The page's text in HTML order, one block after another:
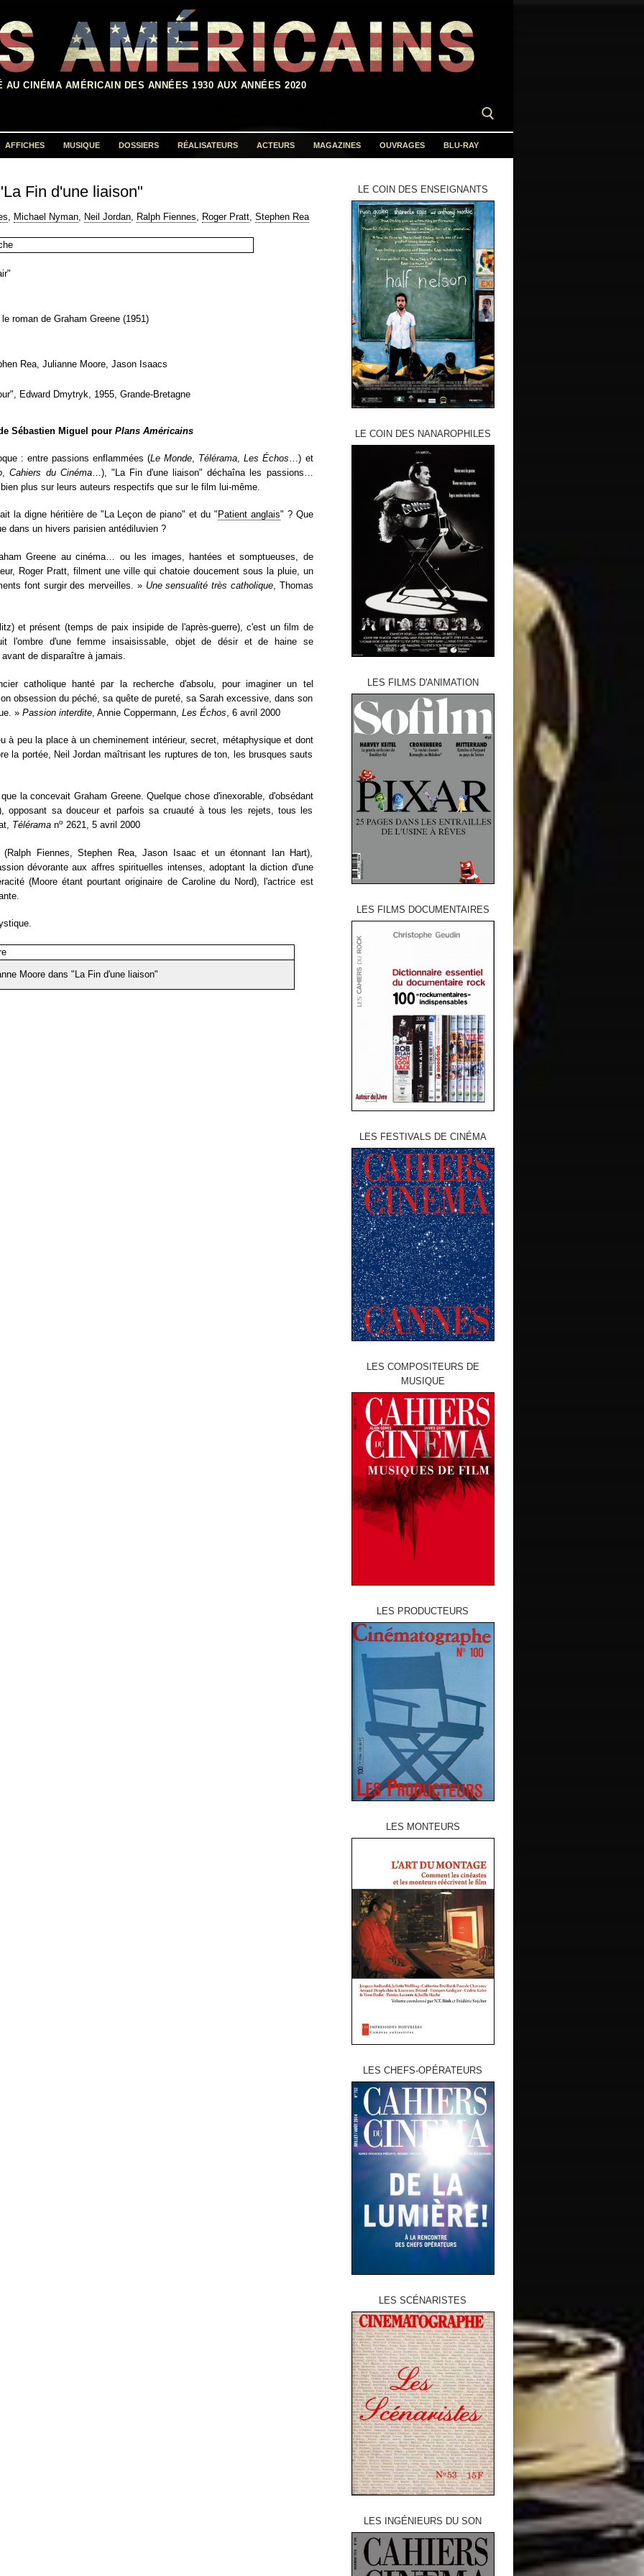
CINÉMA AMÉRICAIN DES ANNÉES 1930 AUX ANNÉES 2020
AFFICHES MUSIQUE DOSSIERS RÉALISATEURS ACTEURS MAGAZINES OUVRAGES BLU-RAY
Fin d'une liaison"
, Michael Nyman, Neil Jordan, Ralph Fiennes, Roger Pratt, Stephen Rea
roman de Graham Greene (1951)
Rea, Julianne Moore, Jason Isaacs
Edward Dmytryk, 1955, Grande-Bretagne
Sébastien Miguel pour Plans Américains
: entre passions enflammées (Le Monde, Télérama,Les Échos…) et
,Cahiers du Cinéma…), "La Fin d'une liaison" déchaîna les passions…
plus sur leurs auteurs respectifs que sur le film lui-même.
la digne héritière de "La Leçon de piano" et du " Patient anglais" ? Que
dans un hivers parisien antédiluvien ?
Greene au cinéma… ou les images, hantées et somptueuses, de
Roger Pratt, filment une ville qui chatoie doucement sous la pluie, un
font surgir des merveilles. » Une sensualité très catholique, Thomas
et présent (temps de paix insipide de l'après-guerre), c'est un film de
l'ombre d'une femme insaisissable, objet de désir et de haine se
de disparaître à jamais.
catholique hanté par la recherche d'absolu, pour imaginer un tel
obsession du péché, sa quête de pureté, sa Sarah excessive, dans son
» Passion interdite , Annie Coppermann, Les Échos , 6 avril 2000
à peu la place à un cheminement intérieur, secret, métaphysique et dont
la portée, Neil Jordan maîtrisant les ruptures de ton, les brusques sauts
la concevait Graham Greene. Quelque chose d'inexorable, d'obsédant
opposant sa douceur et parfois sa cruauté à tous les rejets, tous les
Télérama no 2621, 5 avril 2000
(Ralph Fiennes, Stephen Rea, Jason Isaac et un étonnant Ian Hart),
dévorante aux affres spirituelles intenses, adoptant la diction d'une
(Moore étant pourtant originaire de Caroline du Nord), l'actrice est
Moore dans "La Fin d'une liaison"
LE COIN DES ENSEIGNANTS
LE COIN DES NANAROPHILES
LES FILMS D'ANIMATION
LES FILMS DOCUMENTAIRES
LES FESTIVALS DE CINÉMA
LES COMPOSITEURS DE
MUSIQUE
LES PRODUCTEURS
LES MONTEURS
LES CHEFS-OPÉRATEURS
LES SCÉNARISTES
LES INGÉNIEURS DU SON